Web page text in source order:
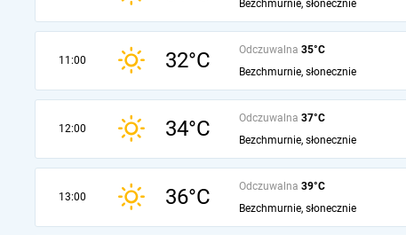
Bezchmurnie, słonecznie
11:00 32°C Odczuwalna 35°C
Bezchmurnie, słonecznie
12:00 34°C Odczuwalna 37°C
Bezchmurnie, słonecznie
13:00 36°C Odczuwalna 39°C
Bezchmurnie, słonecznie